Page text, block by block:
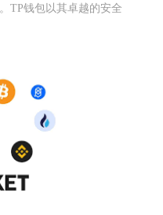
TP钱包以其卓越的安全